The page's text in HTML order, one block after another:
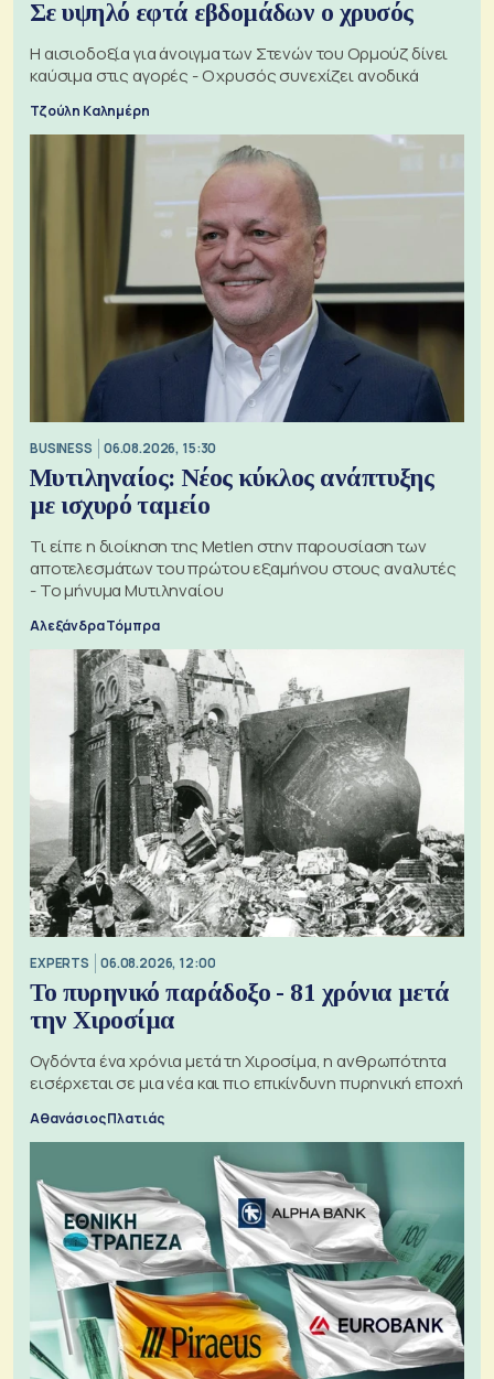
Σε υψηλό εφτά εβδομάδων ο χρυσός
Η αισιοδοξία για άνοιγμα των Στενών του Ορμούζ δίνει
καύσιμα στις αγορές - Ο χρυσός συνεχίζει ανοδικά
Τζούλη Καλημέρη
BUSINESS 06.08.2026, 15:30
Μυτιληναίος: Νέος κύκλος ανάπτυξης
με ισχυρό ταμείο
Τι είπε η διοίκηση της Metlen στην παρουσίαση των
αποτελεσμάτων του πρώτου εξαμήνου στους αναλυτές
- Το μήνυμα Μυτιληναίου
Αλεξάνδρα Τόμπρα
EXPERTS 06.08.2026, 12:00
Το πυρηνικό παράδοξο - 81 χρόνια μετά
την Χιροσίμα
Ογδόντα ένα χρόνια μετά τη Χιροσίμα, η ανθρωπότητα
εισέρχεται σε μια νέα και πιο επικίνδυνη πυρηνική εποχή
Αθανάσιος Πλατιάς